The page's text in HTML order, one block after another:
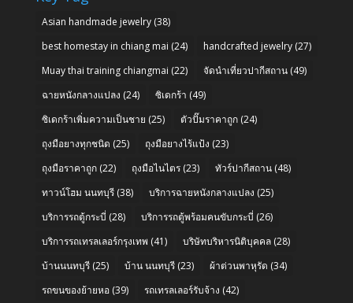
Asian handmade jewelry(38)
best homestay in chiang mai (24) handcrafted jewelry(27)
Muay thai training chiangmai (22) จัดนำเที่ยวปากีสถาน(49)
ฉายหนังกลางแปลง (24) ซิเดกร้า (49)
ซิเดกร้าเพิ่มความเป็นชาย (25) ตัวปั๊มราคาถูก(24)
ถุงมือยางทุกชนิด (25) ถุงมือยางไร้แป้ง (23)
ถุงมือราคาถูก(22) ถุงมือไนไตร(23) ทัวร์ปากีสถาน(48)
ทาวน์โฮม นนทบุรี(38) บริการฉายหนังกลางแปลง (25)
บริการรถตู้กระบี่ (28) บริการรถตู้พร้อมคนขับกระบี่ (26)
บริการรถเทรลเลอร์กรุงเทพ (41) บริษัทบริหารนิติบุคคล(28)
บ้านนนทบุรี(25) บ้าน นนทบุรี(23) ผ้าต่วนพาหุรัด (34)
รถขนของย้ายหอ(39) รถเทรลเลอร์รับจ้าง (42)